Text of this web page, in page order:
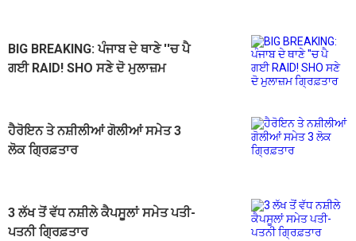
BIG BREAKING: ਪੰਜਾਬ ਦੇ ਥਾਣੇ ''ਚ ਪੈ
ਗਈ RAID! SHO ਸਣੇ ਦੋ ਮੁਲਾਜ਼ਮ
ਹੈਰੋਇਨ ਤੇ ਨਸ਼ੀਲੀਆਂ ਗੋਲੀਆਂ ਸਮੇਤ 3
ਲੋਕ ਗ੍ਰਿਫ਼ਤਾਰ
3 ਲੱਖ ਤੋਂ ਵੱਧ ਨਸ਼ੀਲੇ ਕੈਪਸੂਲਾਂ ਸਮੇਤ ਪਤੀ-
ਪਤਨੀ ਗ੍ਰਿਫ਼ਤਾਰ